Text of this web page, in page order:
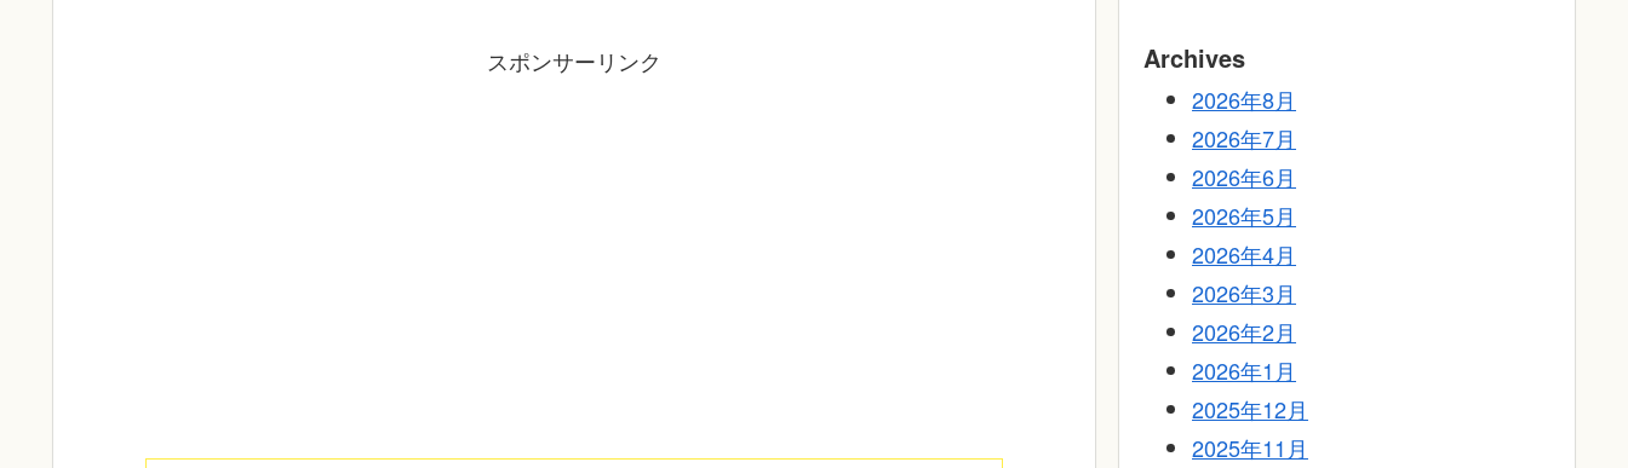
スポンサーリンク Archives
2026年8月
2026年7月
2026年6月
2026年5月
2026年4月
2026年3月
2026年2月
2026年1月
2025年12月
2025年11月